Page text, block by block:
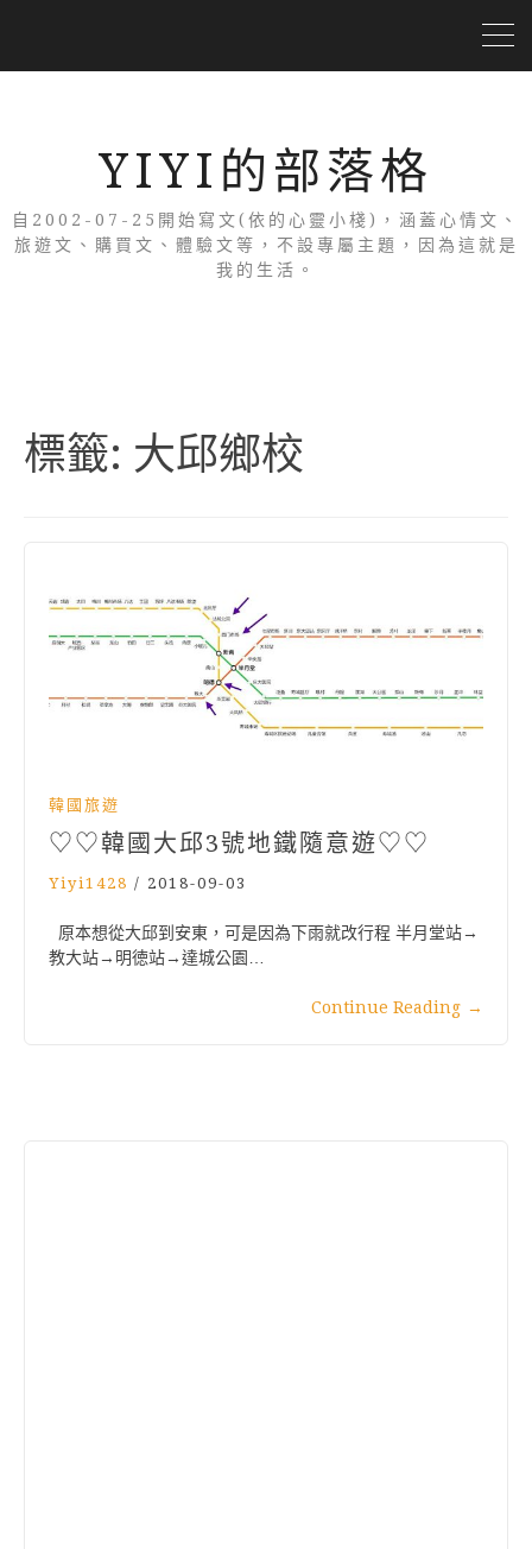
YIYI的部落格
自2002-07-25開始寫文(依的心靈小棧)，涵蓋心情文、
旅遊文、購買文、體驗文等，不設專屬主題，因為這就是
我的生活。
標籤: 大邱鄉校
韓國旅遊
♡♡韓國大邱3號地鐵隨意遊♡♡
Yiyi1428 / 2018-09-03
原本想從大邱到安東，可是因為下雨就改行程 半月堂站→
教大站→明徳站→達城公園…
Continue Reading →